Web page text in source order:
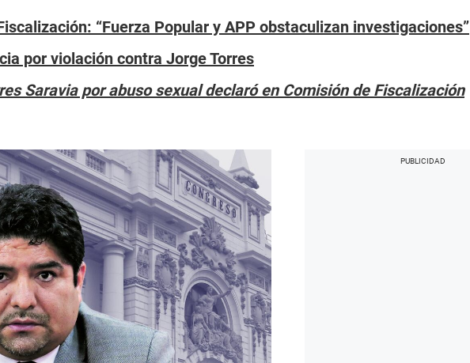
“Fuerza Popular y APP obstaculizan investigaciones”
por violación contra Jorge Torres
Saravia por abuso sexual declaró en Comisión de Fiscalización